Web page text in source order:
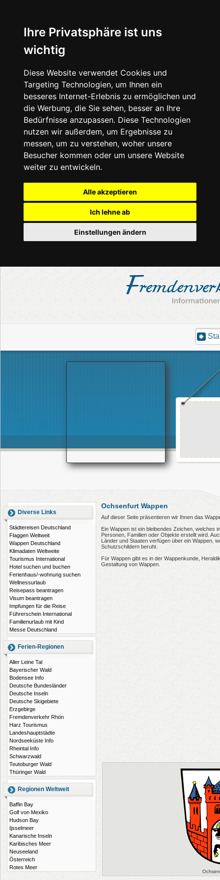
Ihre Privatsphäre ist uns
wichtig
Diese Website verwendet Cookies und
Targeting Technologien, um Ihnen ein
besseres Internet-Erlebnis zu ermöglichen und
die Werbung, die Sie sehen, besser an Ihre
Bedürfnisse anzupassen. Diese Technologien
nutzen wir außerdem, um Ergebnisse zu
messen, um zu verstehen, woher unsere
Besucher kommen oder um unsere Website
weiter zu entwickeln.
Alle akzeptieren
Ich lehne ab
Einstellungen ändern
Diverse Links
Städtereisen Deutschland
Flaggen Weltweit
Wappen Deutschland
Klimadaten Weltweite
Tourismus International
Hotel suchen und buchen
Ferienhaus/-wohnung suchen
Wellnessurlaub
Reisepass beantragen
Visum beantragen
Impfungen für die Reise
Führerschein International
Familienurlaub mit Kind
Messe Deutschland
Ferien-Regionen
Aller Leine Tal
Bayerischer Wald
Bodensee Info
Deutsche Bundesländer
Deutsche Inseln
Deutsche Skigebiete
Erzgebirge
Fremdenverkehr Rhön
Harz Tourismus
Landeshauptstädte
Nordseeküste Info
Rheintal Info
Schwarzwald
Teutoburger Wald
Thüringer Wald
Regionen Weltweit
Baffin Bay
Golf von Mexiko
Hudson Bay
Ijsselmeer
Kanarische Inseln
Karibisches Meer
Neuseeland
Österreich
Rotes Meer
Ochsenfurt Wappen
Auf dieser Seite präsentieren wir Ihnen das
Ein Wappen ist ein bleibendes Zeichen, welches
Personen, Familien oder Objekte erstellt wird.
Länder und Staaten verfügen über ein Wappen,
Schutzschildern beruht.
Für Wappen gibt es in der Wappenkunde,
Gestaltung von Wappen.